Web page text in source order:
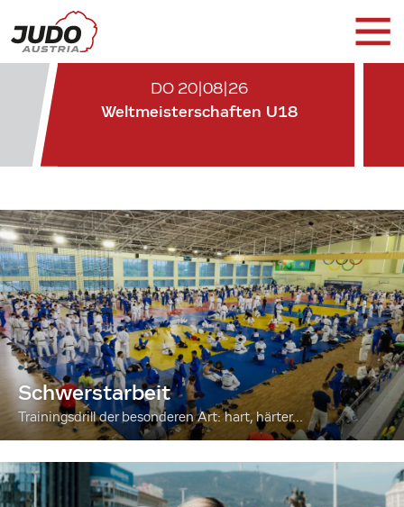
DO 20|08|26
Weltmeisterschaften U18
Schwerstarbeit
Trainingsdrill der besonderen Art: hart, härter...